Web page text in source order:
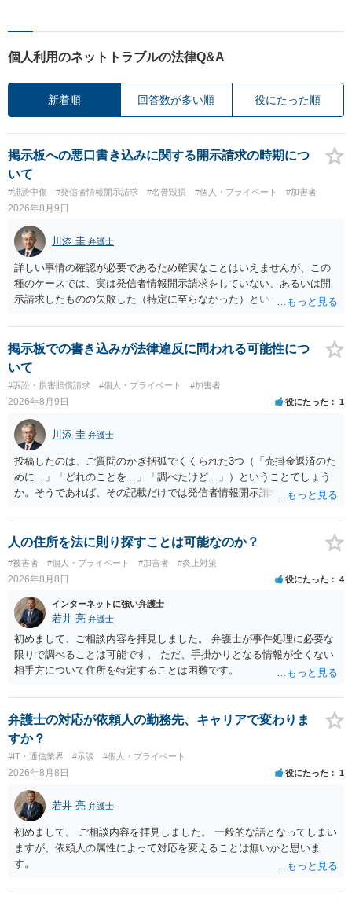
個人利用のネットトラブルの法律Q&A
新着順 回答数が多い順 役にたった順
掲示板への悪口書き込みに関する開示請求の時期につ
いて
#誹謗中傷 #発信者情報開示請求 #名誉毀損 #個人・プライベート #加害者
2026年8月9日
川添 圭 弁護士
詳しい事情の確認が必要であるため確実なことはいえませんが、この
種のケースでは、実は発信者情報開示請求をしていない、あるいは開
示請求したものの失敗した（特定に至らなかった）という事案が比較
な投稿をする場合にはなおさら）。
掲示板での書き込みが法律違反に問われる可能性につ
いて
#訴訟・損害賠償請求 #個人・プライベート #加害者
2026年8月9日 役にたった 1
川添 圭 弁護士
投稿したのは、ご質問のかぎ括弧でくくられた3つ（「売掛金返済のた
めに…」「どれのことを…」「調べたけど…」）ということでしょう
か。そうであれば、その記載だけでは発信者情報開示請求が認められ
ただ、「328が名誉毀損、偽計業務妨害、侮辱罪、ストーカー等に関す
る法律違反に該当するといわれ」とのことですので、ご質問に書かれ
ていない何らかの背景事情があれば、回答は180度変わるかもしれませ
ん。公開の場で詳細を投稿することは不適当と思われますので、弁護
士へ直接相談した方がよいでしょう。
人の住所を法に則り探すことは可能なのか？
#被害者 #個人・プライベート #加害者 #炎上対策
2026年8月8日 役にたった 4
インターネットに強い弁護士
若井 亮 弁護士
初めまして、ご相談内容を拝見しました。 弁護士が事件処理に必要な
限りで調べることは可能です。 ただ、手掛かりとなる情報が全くない
相手方について住所を特定することは困難です。
弁護士の対応が依頼人の勤務先、キャリアで変わりま
すか？
#IT・通信業界 #示談 #個人・プライベート
2026年8月8日 役にたった 1
若井 亮 弁護士
初めまして。 ご相談内容を拝見しました。 一般的な話となってしまい
ますが、依頼人の属性によって対応を変えることは無いかと思いま
す。